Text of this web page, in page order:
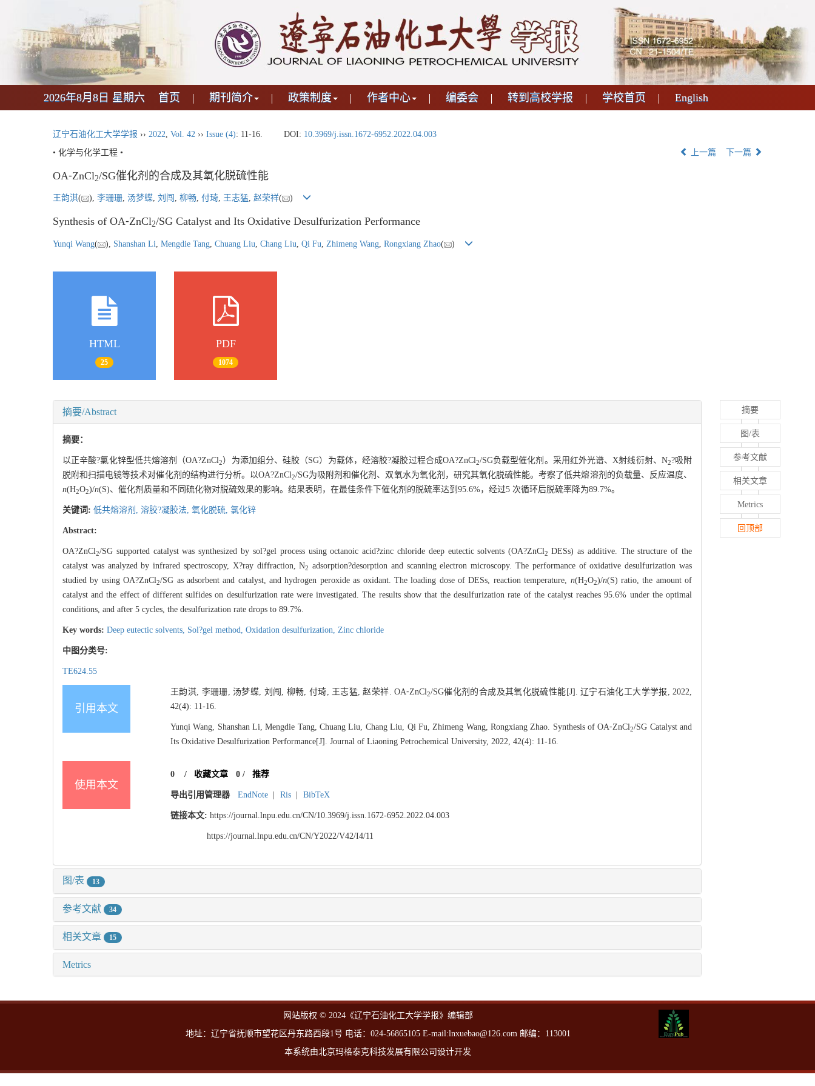
2026年8月8日 星期六 首页 期刊简介 政策制度 作者中心 编委会 转到高校学报 学校首页 English
辽宁石油化工大学学报 ›› 2022, Vol. 42 ›› Issue (4): 11-16. DOI: 10.3969/j.issn.1672-6952.2022.04.003
• 化学与化学工程 •
上一篇 下一篇
OA⁃ZnCl2/SG催化剂的合成及其氧化脱硫性能
王韵淇( ), 李珊珊, 汤梦蝶, 刘闯 , 柳畅, 付琦, 王志猛, 赵荣祥( )
Synthesis of OA⁃ZnCl2/SG Catalyst and Its Oxidative Desulfurization Performance
Yunqi Wang( ), Shanshan Li Mengdie Tang Chuang Liu Chang Liu Qi Fu Zhimeng Wang Rongxiang Zhao( )
HTML
25
PDF
1074
摘要/Abstract
摘要：
以正辛酸?氯化锌型低共熔溶剂（OA?ZnCl2）为添加组分、硅胶（SG）为载体，经溶胶?凝胶过程合成OA?ZnCl2/SG负载型催化剂。采用红外光谱、X射线衍射、N2?吸附
脱附和扫描电镜等技术对催化剂的结构进行分析。以OA?ZnCl2/SG为吸附剂和催化剂、双氧水为氧化剂，研究其氧化脱硫性能。考察了低共熔溶剂的负载量、反应温度、
n(H2O2)/n(S)、催化剂质量和不同硫化物对脱硫效果的影响。结果表明，在最佳条件下催化剂的脱硫率达到95.6%，经过5 次循环后脱硫率降为89.7%。
关键词: 低共熔溶剂, 溶胶?凝胶法, 氧化脱硫, 氯化锌
Abstract:
OA?ZnCl2/SG supported catalyst was synthesized by sol?gel process using octanoic acid?zinc chloride deep eutectic solvents (OA?ZnCl2DESs) as additive. The structure of the
catalyst was analyzed by infrared spectroscopy, X?ray diffraction, N2
adsorption?desorption and scanning electron microscopy. The performance of oxidative desulfurization was
studied by using OA?ZnCl2/SG as adsorbent and catalyst, and hydrogen peroxide as oxidant. The loading dose of DESs, reaction temperature, n(H2O2)/n(S) ratio, the amount of
catalyst and the effect of different sulfides on desulfurization rate were investigated. The results show that the desulfurization rate of the catalyst reaches 95.6% under the optimal
conditions, and after 5 cycles, the desulfurization rate drops to 89.7%.
Key words: Deep eutectic solvents, Sol?gel method, Oxidation desulfurization, Zinc chloride
中图分类号:
TE624.55
引用本文
王韵淇, 李珊珊, 汤梦蝶, 刘闯, 柳畅, 付琦, 王志猛, 赵荣祥. OA⁃ZnCl2/SG催化剂的合成及其氧化脱硫性能[J]. 辽宁石油化工大学学报, 2022,
42(4): 11-16.
Yunqi Wang, Shanshan Li, Mengdie Tang, Chuang Liu, Chang Liu, Qi Fu, Zhimeng Wang, Rongxiang Zhao. Synthesis of OA⁃ZnCl2/SG Catalyst and
Its Oxidative Desulfurization Performance[J]. Journal of Liaoning Petrochemical University, 2022, 42(4): 11-16.
使用本文
0 / 收藏文章 0/ 推荐
导出引用管理器 EndNote Ris BibTeX
链接本文: https://journal.lnpu.edu.cn/CN/10.3969/j.issn.1672-6952.2022.04.003
https://journal.lnpu.edu.cn/CN/Y2022/V42/I4/11
图/表 13
参考文献 34
相关文章 15
Metrics
摘要
图/表
参考文献
相关文章
Metrics
回顶部
网站版权 © 2024《辽宁石油化工大学学报》编辑部
地址：辽宁省抚顺市望花区丹东路西段1号 电话：024-56865105 E-mail:lnxuebao@126.com 邮编：113001
本系统由北京玛格泰克科技发展有限公司设计开发